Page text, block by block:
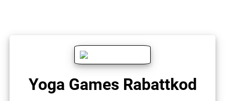
Yoga Games Rabattkod